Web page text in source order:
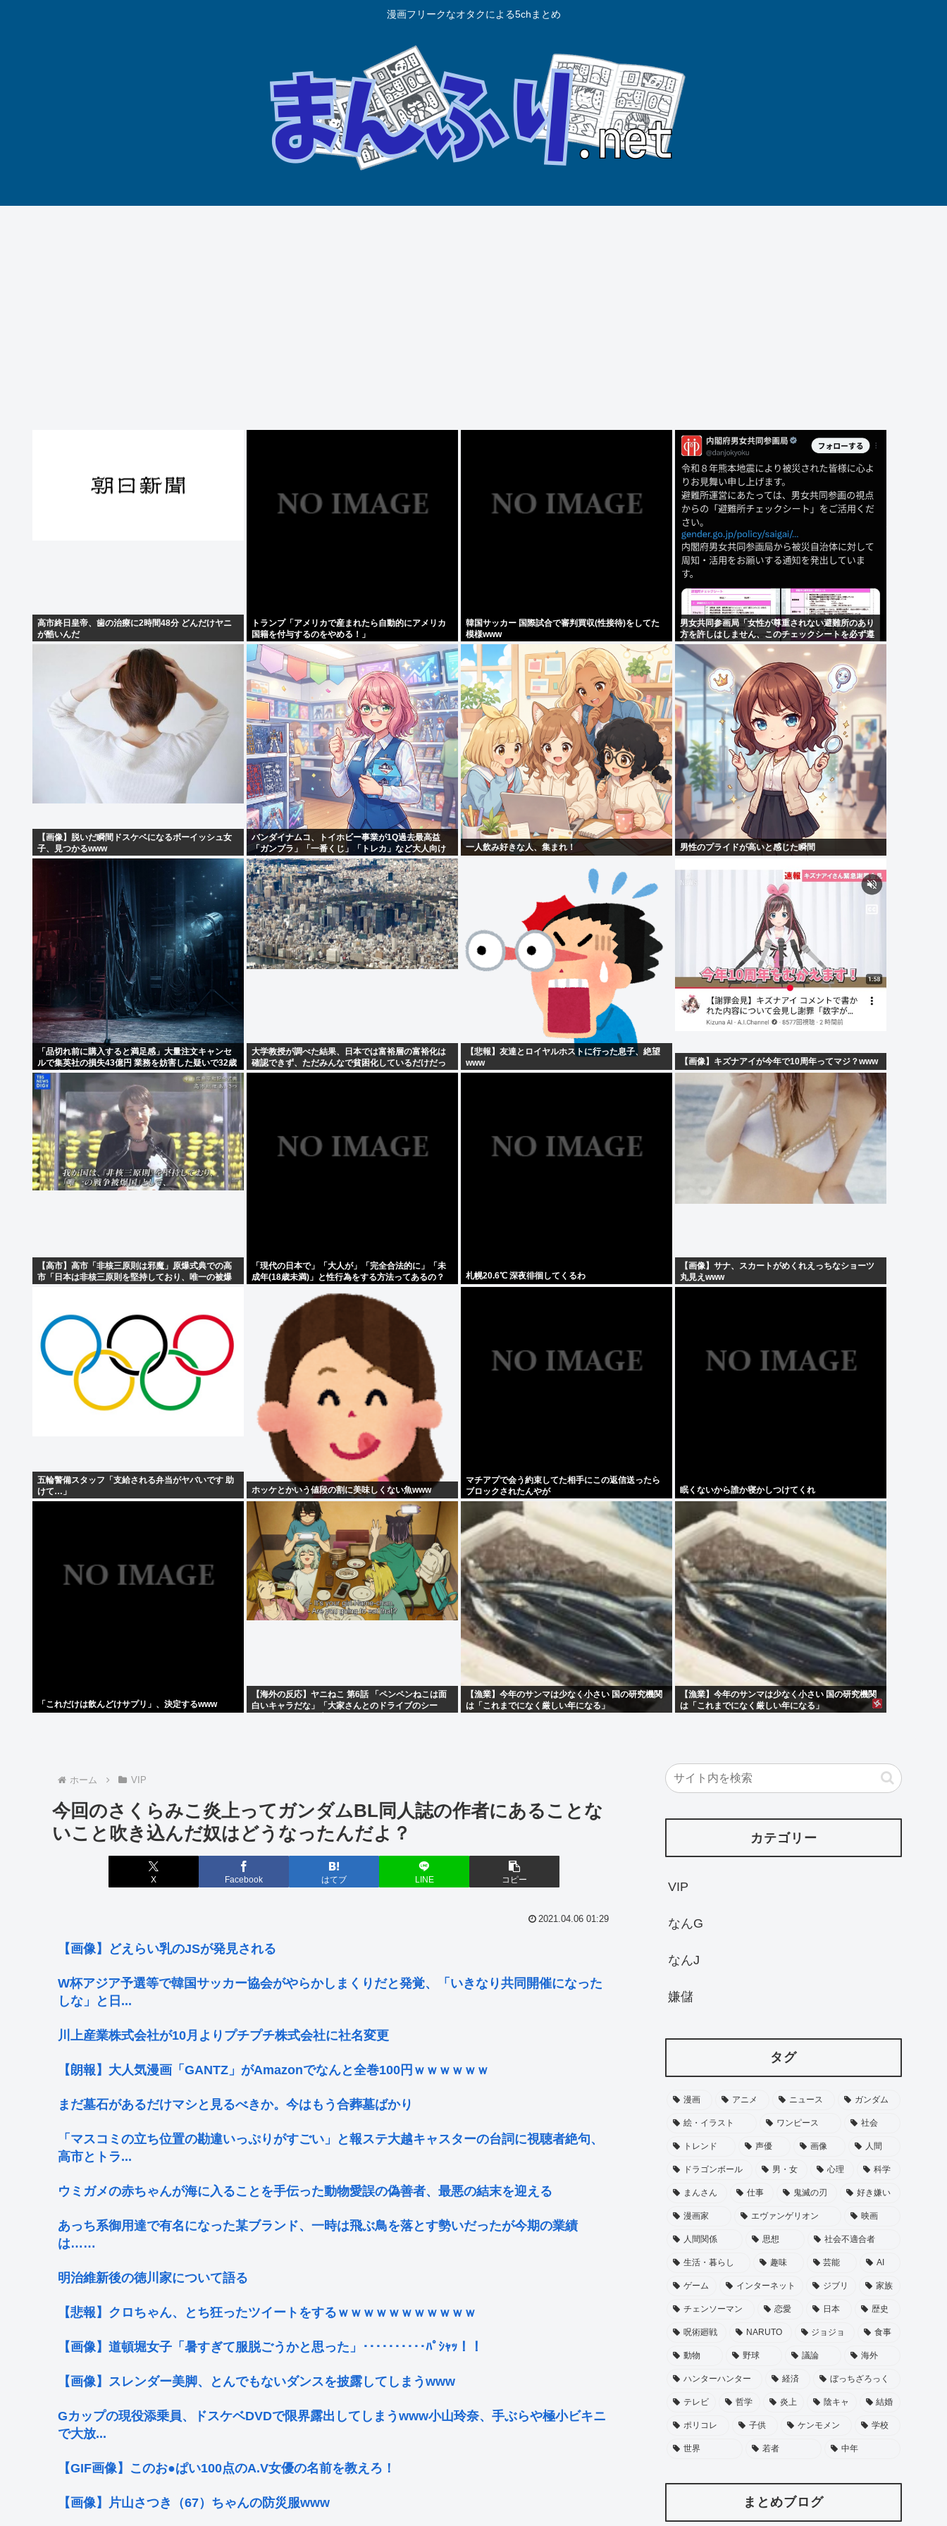
漫画フリークなオタクによる5chまとめ
高市終日皇帝、歯の治療に2時間48分 どんだけヤニ
が酷いんだ
トランプ「アメリカで産まれたら自動的にアメリカ
国籍を付与するのをやめる！」
韓国サッカー 国際試合で審判買収(性接待)をしてた
模様www
男女共同参画局「女性が尊重されない避難所のあり
方を許しはしません、このチェックシートを必ず遵
守してください」
【画像】脱いだ瞬間ドスケベになるボーイッシュ女
子、見つかるwww
バンダイナムコ、トイホビー事業が1Q過去最高益
「ガンプラ」「一番くじ」「トレカ」など大人向け
商材好調で
一人飲み好きな人、集まれ！ 男性のプライドが高いと感じた瞬間
「品切れ前に購入すると満足感」大量注文キャンセ
ルで集英社の損失43億円 業務を妨害した疑いで32歳
女を逮捕
大学教授が調べた結果、日本では富裕層の富裕化は
確認できず、ただみんなで貧困化しているだけだっ
た
【悲報】友達とロイヤルホストに行った息子、絶望
www
【画像】キズナアイが今年で10周年ってマジ？www
【高市】高市「非核三原則は邪魔」原爆式典での高
市「日本は非核三原則を堅持しており、唯一の被爆
「現代の日本で」「大人が」「完全合法的に」「未
成年(18歳未満)」と性行為をする方法ってあるの？
札幌20.6℃ 深夜徘徊してくるわ
【画像】サナ、スカートがめくれえっちなショーツ
丸見えwww
五輪警備スタッフ「支給される弁当がヤバいです 助
けて…」
ホッケとかいう値段の割に美味しくない魚www
マチアプで会う約束してた相手にこの返信送ったら
ブロックされたんやが
眠くないから誰か寝かしつけてくれ
「これだけは飲んどけサプリ」、決定するwww
【海外の反応】ヤニねこ 第6話 「ペンペンねこは面
白いキャラだな」「大家さんとのドライブのシー
【漁業】今年のサンマは少なく小さい 国の研究機関
は「これまでになく厳しい年になる」
【漁業】今年のサンマは少なく小さい 国の研究機関
は「これまでになく厳しい年になる」
ホーム VIP
今回のさくらみこ炎上ってガンダムBL同人誌の作者にあることな
いこと吹き込んだ奴はどうなったんだよ？
X Facebook はてブ LINE コピー
2021.04.06 01:29
【画像】どえらい乳のJSが発見される
W杯アジア予選等で韓国サッカー協会がやらかしまくりだと発覚、「いきなり共同開催になった
しな」と日...
川上産業株式会社が10月よりプチプチ株式会社に社名変更
【朗報】大人気漫画「GANTZ」がAmazonでなんと全巻100円ｗｗｗｗｗｗ
まだ墓石があるだけマシと見るべきか。今はもう合葬墓ばかり
「マスコミの立ち位置の勘違いっぷりがすごい」と報ステ大越キャスターの台詞に視聴者絶句、
高市とトラ...
ウミガメの赤ちゃんが海に入ることを手伝った動物愛誤の偽善者、最悪の結末を迎える
あっち系御用達で有名になった某ブランド、一時は飛ぶ鳥を落とす勢いだったが今期の業績
は……
明治維新後の徳川家について語る
【悲報】クロちゃん、とち狂ったツイートをするｗｗｗｗｗｗｗｗｗｗｗ
【画像】道頓堀女子「暑すぎて服脱ごうかと思った」･･････････ﾊﾟｼｬｯ！！
【画像】スレンダー美脚、とんでもないダンスを披露してしまうwww
Gカップの現役添乗員、ドスケベDVDで限界露出してしまうwww小山玲奈、手ぶらや極小ビキニ
で大放...
【GIF画像】このお●ぱい100点のA.V女優の名前を教えろ！
【画像】片山さつき（67）ちゃんの防災服www
カテゴリー
VIP
なんG
なんJ
嫌儲
タグ
漫画 アニメ ニュース ガンダム
絵・イラスト ワンピース 社会
トレンド 声優 画像 人間
ドラゴンボール 男・女 心理 科学
まんさん 仕事 鬼滅の刃 好き嫌い
漫画家 エヴァンゲリオン 映画
人間関係 思想 社会不適合者
生活・暮らし 趣味 芸能 AI
ゲーム インターネット ジブリ 家族
チェンソーマン 恋愛 日本 歴史
呪術廻戦 NARUTO ジョジョ 食事
動物 野球 議論 海外
ハンターハンター 経済 ぼっちざろっく
テレビ 哲学 炎上 陰キャ 結婚
ポリコレ 子供 ケンモメン 学校
世界 若者 中年
まとめブログ